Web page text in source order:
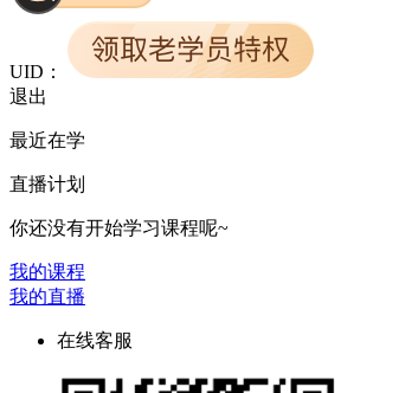
UID：
退出
最近在学
直播计划
你还没有开始学习课程呢~
我的课程
我的直播
在线客服